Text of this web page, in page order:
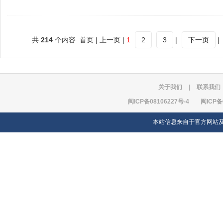
共 214 个内容 首页 | 上一页 | 1 2 3 | 下一页 |
关于我们 联系我们
闽ICP备08106227号-4 闽ICP
本站信息来自于官方网站